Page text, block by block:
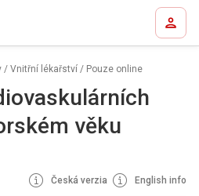
/ Vnitřní lékařství / Pouze online
věku
Česká verzia English info